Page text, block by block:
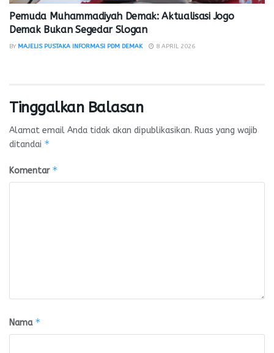
Pemuda Muhammadiyah Demak: Aktualisasi Jogo
Demak Bukan Segedar Slogan
BY MAJELIS PUSTAKA INFORMASI PDM DEMAK 8 APRIL 2026
Tinggalkan Balasan
Alamat email Anda tidak akan dipublikasikan. Ruas yang wajib
ditandai *
Komentar *
Nama *